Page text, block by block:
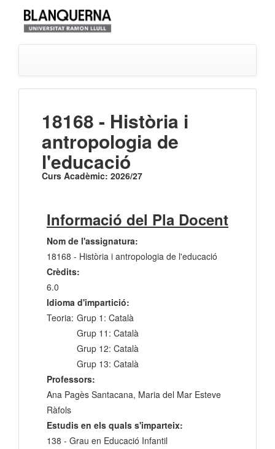
18168 - Història i
antropologia de
l'educació
Curs Acadèmic: 2026/27
Informació del Pla Docent
Nom de l'assignatura:
18168 - Història i antropologia de l'educació
Crèdits:
6.0
Idioma d'impartició:
Teoria: Grup 1: Català
Grup 11: Català
Grup 12: Català
Grup 13: Català
Professors:
Ana Pagès Santacana, Maria del Mar Esteve
Ràfols
Estudis en els quals s'imparteix:
138 - Grau en Educació Infantil